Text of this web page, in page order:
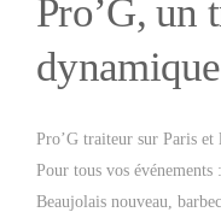
Pro’G, un
Pro’G traiteur sur Paris
Pour tous vos
Beaujolais nouveau,